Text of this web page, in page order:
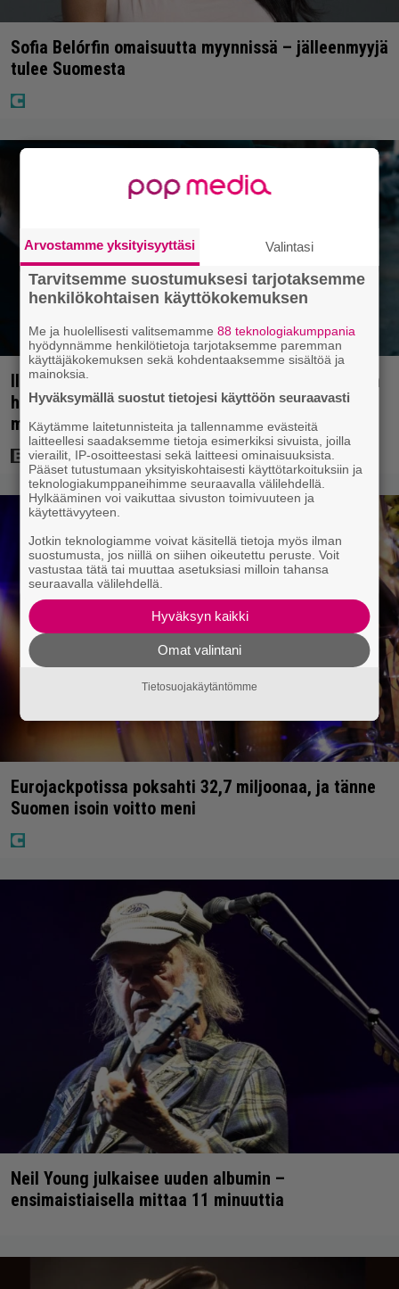
Sofia Belórfin omaisuutta myynnissä – jälleenmyyjä
tulee Suomesta
Illalla tv:ssä: Perinteinen dekkari Agatha Christien
hengessä – vuoden 2023 leffa tarjoaa
murhamysteerin
Eurojackpotissa poksahti 32,7 miljoonaa, ja tänne
Suomen isoin voitto meni
Neil Young julkaisee uuden albumin –
ensimaistiaisella mittaa 11 minuuttia
Arvostamme yksityisyyttäsi Valintasi
Tarvitsemme suostumuksesi tarjotaksemme
henkilökohtaisen käyttökokemuksen
Me ja huolellisesti valitsemamme88 teknologiakumppania
hyödynnämme henkilötietoja tarjotaksemme paremman
käyttäjäkokemuksen sekä kohdentaaksemme sisältöä ja
mainoksia.
Hyväksymällä suostut tietojesi käyttöön seuraavasti
Käytämme laitetunnisteita ja tallennamme evästeitä
laitteellesi saadaksemme tietoja esimerkiksi sivuista, joilla
vierailit, IP-osoitteestasi sekä laitteesi ominaisuuksista.
Pääset tutustumaan yksityiskohtaisesti käyttötarkoituksiin ja
teknologiakumppaneihimme seuraavalla välilehdellä.
Hylkääminen voi vaikuttaa sivuston toimivuuteen ja
käytettävyyteen.
Jotkin teknologiamme voivat käsitellä tietoja myös ilman
suostumusta, jos niillä on siihen oikeutettu peruste. Voit
vastustaa tätä tai muuttaa asetuksiasi milloin tahansa
seuraavalla välilehdellä.
Hyväksyn kaikki
Omat valintani
Tietosuojakäytäntömme